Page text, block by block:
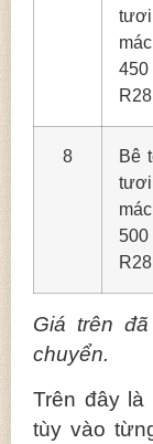
tươi
mác
450
R28
8
Bê
tươi
mác
500
R28
Giá trên
chuyển.
Trên đây là
tùy vào